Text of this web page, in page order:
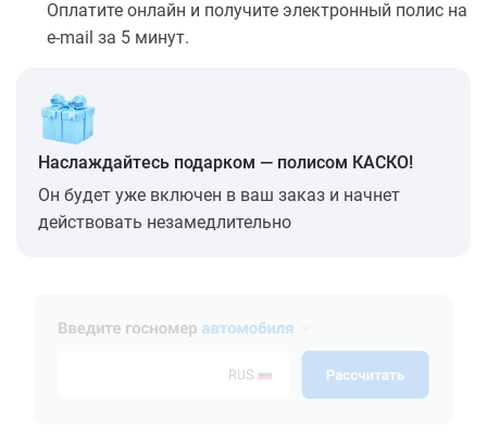
Оплатите онлайн и получите электронный полис на
e-mail за 5 минут.
Наслаждайтесь подарком — полисом КАСКО!
Он будет уже включен в ваш заказ и начнет
действовать незамедлительно